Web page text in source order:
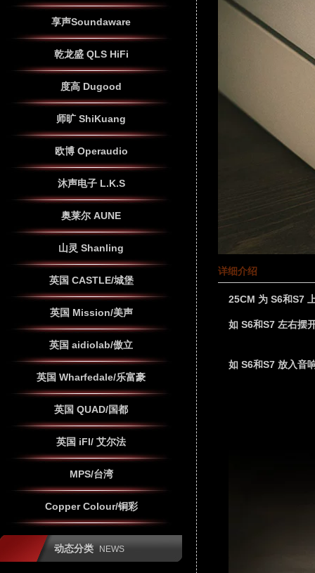
享声Soundaware
乾龙盛 QLS HiFi
度高 Dugood
师旷 ShiKuang
欧博 Operaudio
沐声电子 L.K.S
奥莱尔 AUNE
山灵 Shanling
英国 CASTLE/城堡
英国 Mission/美声
英国 aidiolab/傲立
英国 Wharfedale/乐富豪
英国 QUAD/国都
英国 iFI/ 艾尔法
MPS/台湾
Copper Colour/铜彩
动态分类 NEWS
详细介绍
25CM 为 S6和S7
如 S6和S7 左右摆
如 S6和S7 放入音